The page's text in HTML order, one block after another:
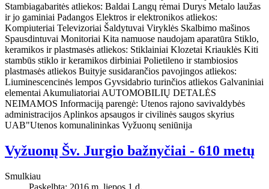
Stambiagabaritės atliekos: Baldai Langų rėmai Durys Metalo laužas
ir jo gaminiai Padangos Elektros ir elektronikos atliekos:
Kompiuteriai Televizoriai Šaldytuvai Viryklės Skalbimo mašinos
Spausdintuvai Monitoriai Kita namuose naudojam aparatūra Stiklo,
keramikos ir plastmasės atliekos: Stiklainiai Klozetai Kriauklės Kiti
stambūs stiklo ir keramikos dirbiniai Polietileno ir stambiosios
plastmasės atliekos Buityje susidarančios pavojingos atliekos:
Liuminescencinės lempos Gyvsidabrio turinčios atliekos Galvaniniai
elementai Akumuliatoriai AUTOMOBILIŲ DETALĖS
NEIMAMOS Informaciją parengė: Utenos rajono savivaldybės
administracijos Aplinkos apsaugos ir civilinės saugos skyrius
UAB"Utenos komunalininkas Vyžuonų seniūnija
Vyžuonų Šv. Jurgio bažnyčiai - 610 metų
Smulkiau